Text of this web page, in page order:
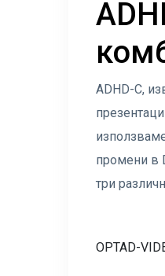
ADHD-C,
промени в
три
OPTAD-